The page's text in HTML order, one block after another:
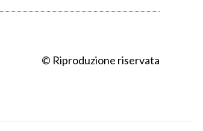
© Riproduzione riservata